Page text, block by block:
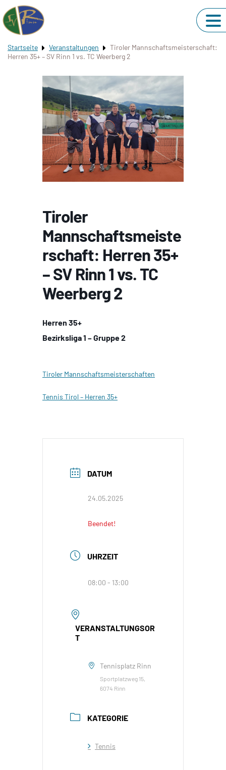
Startseite Veranstaltungen
Tiroler Mannschaftsmeisterschaft:
Herren 35+ – SV Rinn 1 vs. TC Weerberg 2
Tiroler
Mannschaftsmeiste
rschaft: Herren 35+
– SV Rinn 1 vs. TC
Weerberg 2
Herren 35+
Bezirksliga 1 – Gruppe 2
Tiroler Mannschaftsmeisterschaften
Tennis Tirol – Herren 35+
DATUM
24.05.2025
Beendet!
UHRZEIT
08:00 - 13:00
VERANSTALTUNGSOR
T
Tennisplatz Rinn
Sportplatzweg 15,
6074 Rinn
KATEGORIE
Tennis